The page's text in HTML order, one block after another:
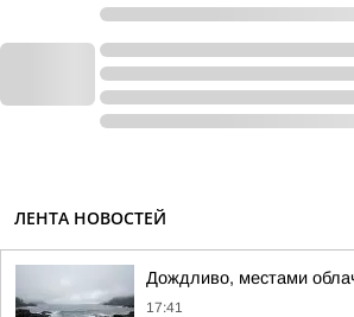
ЛЕНТА НОВОСТЕЙ
Дождливо, местами
17:41